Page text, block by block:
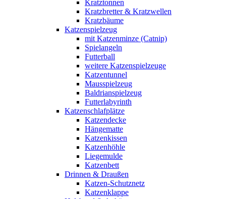
Kratztonnen
Kratzbretter & Kratzwellen
Kratzbäume
Katzenspielzeug
mit Katzenminze (Catnip)
Spielangeln
Futterball
weitere Katzenspielzeuge
Katzentunnel
Mausspielzeug
Baldrianspielzeug
Futterlabyrinth
Katzenschlafplätze
Katzendecke
Hängematte
Katzenkissen
Katzenhöhle
Liegemulde
Katzenbett
Drinnen & Draußen
Katzen-Schutznetz
Katzenklappe